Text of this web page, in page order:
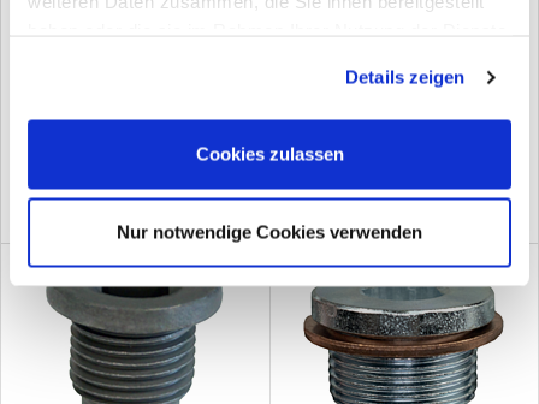
Cookies, wenn Sie unsere Webseite weiterhin nutzen.
Details zeigen
Cookies zulassen
Nur notwendige Cookies verwenden
schwarz
X 1,5 X 17,0